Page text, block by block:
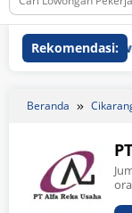
Rekomendasi:
Lowongan
Beranda